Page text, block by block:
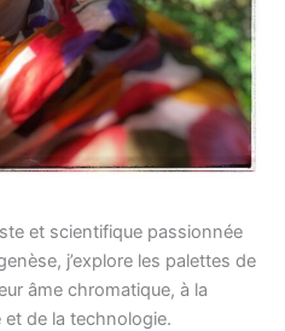
et scientifique passionnée
j’explore les palettes de
âme chromatique, à la
et de la technologie.